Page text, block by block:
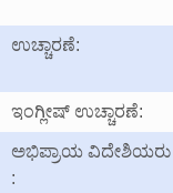
ಉಚ್ಚಾರಣೆ:
ಇಂಗ್ಲೀಷ್ ಉಚ್ಚಾರಣೆ:
ಅಭಿಪ್ರಾಯ ವಿದೇಶಿಯರು
: